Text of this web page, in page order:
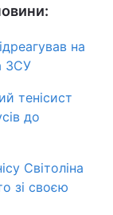
на
ЗСУ
тенісист
до
Світоліна
зі своєю